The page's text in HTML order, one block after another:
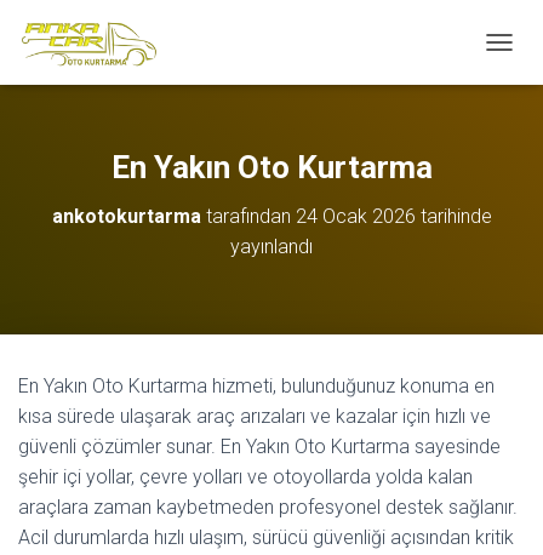
E
A
En Yakın Oto Kurtarma
ankotokurtarmatarafından 24 Ocak 2026 tarihinde
yayınlandı
En Yakın Oto Kurtarma hizmeti, bulunduğunuz konuma en
kısa sürede ulaşarak araç arızaları ve kazalar için hızlı ve
güvenli çözümler sunar. En Yakın Oto Kurtarma sayesinde
şehir içi yollar, çevre yolları ve otoyollarda yolda kalan
araçlara zaman kaybetmeden profesyonel destek sağlanır.
Acil durumlarda hızlı ulaşım, sürücü güvenliği açısından kritik